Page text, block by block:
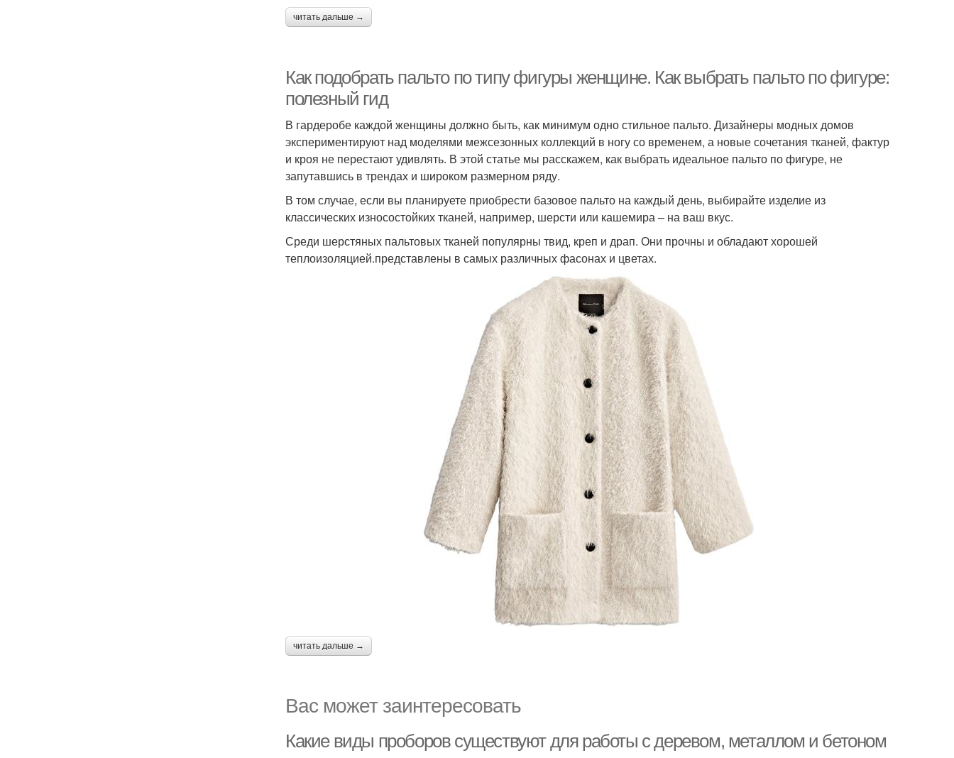
читать дальше →
Как подобрать пальто по типу фигуры женщине. Как выбрать пальто по фигуре:
полезный гид
В гардеробе каждой женщины должно быть, как минимум одно стильное пальто. Дизайнеры модных домов
экспериментируют над моделями межсезонных коллекций в ногу со временем, а новые сочетания тканей, фактур
и кроя не перестают удивлять. В этой статье мы расскажем, как выбрать идеальное пальто по фигуре, не
запутавшись в трендах и широком размерном ряду.
В том случае, если вы планируете приобрести базовое пальто на каждый день, выбирайте изделие из
классических износостойких тканей, например, шерсти или кашемира – на ваш вкус.
Среди шерстяных пальтовых тканей популярны твид, креп и драп. Они прочны и обладают хорошей
теплоизоляцией.представлены в самых различных фасонах и цветах.
читать дальше →
Вас может заинтересовать
Какие виды проборов существуют для работы с деревом, металлом и бетоном